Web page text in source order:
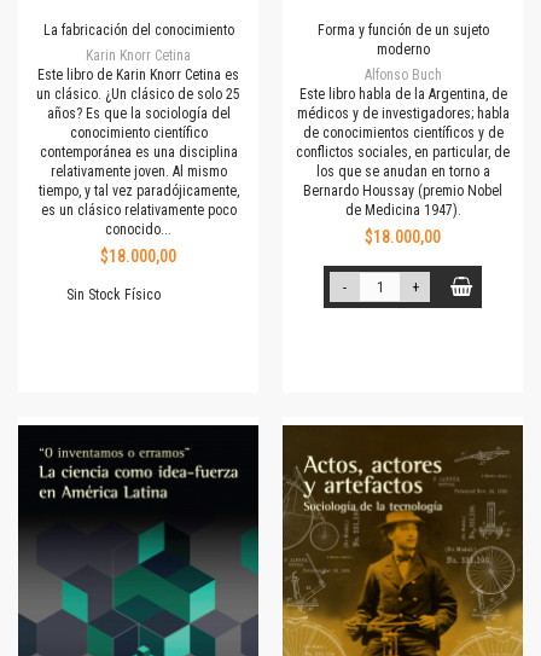
La fabricación del conocimiento
Karin Knorr Cetina
Este libro de Karin Knorr Cetina es
un clásico. ¿Un clásico de solo 25
años? Es que la sociología del
conocimiento científico
contemporánea es una disciplina
relativamente joven. Al mismo
tiempo, y tal vez paradójicamente,
es un clásico relativamente poco
conocido...
$18.000,00
Sin Stock Físico
Forma y función de un sujeto
moderno
Alfonso Buch
Este libro habla de la Argentina, de
médicos y de investigadores; habla
de conocimientos científicos y de
conflictos sociales, en particular, de
los que se anudan en torno a
Bernardo Houssay (premio Nobel
de Medicina 1947).
$18.000,00
- +